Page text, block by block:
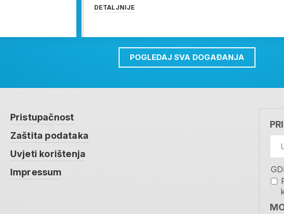
DETALJNIJE
POGLEDAJ SVA DOGAĐANJA
Pristupačnost
Zaštita podataka
Uvjeti korištenja
Impressum